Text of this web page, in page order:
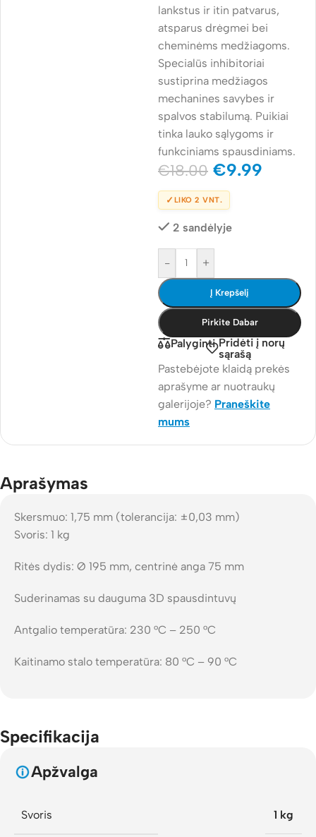
lankstus ir itin patvarus,
atsparus drėgmei bei
cheminėms medžiagoms.
Specialūs inhibitoriai
sustiprina medžiagos
mechanines savybes ir
spalvos stabilumą. Puikiai
tinka lauko sąlygoms ir
funkciniams spausdiniams.
€18.00 €9.99
✓ LIKO 2 VNT.
2 sandėlyje
- +
Į Krepšelį
Pirkite Dabar
Palyginti Pridėti į norų
sąrašą
Pastebėjote klaidą prekės
aprašyme ar nuotraukų
galerijoje? Praneškite
mums
Aprašymas
Skersmuo: 1,75 mm (tolerancija: ±0,03 mm)
Svoris: 1 kg
Ritės dydis: Ø 195 mm, centrinė anga 75 mm
Suderinamas su dauguma 3D spausdintuvų
Antgalio temperatūra: 230 °C – 250 °C
Kaitinamo stalo temperatūra: 80 °C – 90 °C
Specifikacija
Apžvalga
Svoris 1 kg